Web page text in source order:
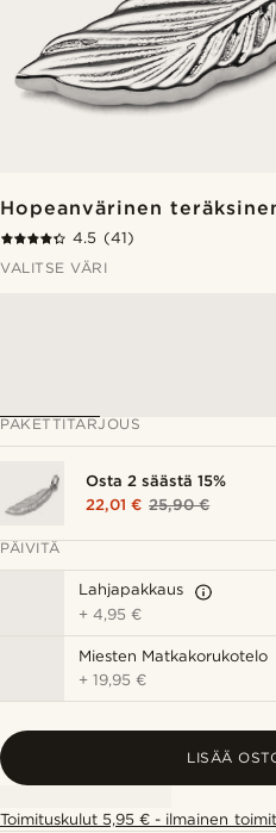
Hopeanvärinen
4.5 (41)
VALITSE VÄRI
PAKETTITARJOUS
Osta 2 säästä 15%
22,01 € 25,90 €
PÄIVITÄ
Lahjapakkaus
+4,95 €
Miesten Matkakorukotelo
+19,95 €
LISÄÄ
Toimituskulut 5,95 € - ilmainen